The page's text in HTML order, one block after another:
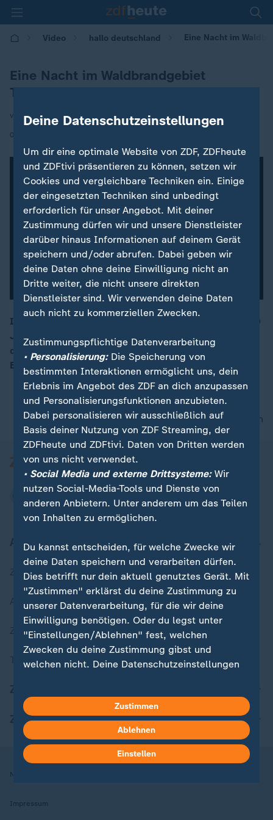
Video hallo deutschland Eine Nacht im
Eine Nacht im Waldbrandgebiet
Thüringen
von Toralf Brakutt
04.07.2025 | 17:10
00:16
In Thüringen toben die schwersten Waldbrände seit 30
Jahren. Wir begleiten eine Familie, die an der Grenze
der Flammen lebt und sich auf eine mögliche
Evakuierung gefasst macht.
nach oben
Aktuell bei ZDFheute
Zuletzt veröffentlicht
Aktuelle Sendungs-Videos
ZDFheute Stories
Themen im Überblick
ZDFheute Apps
Nutzungsbedingungen
Impressum
Deine Datenschutzeinstellungen
Um dir eine optimale Website von ZDF, ZDFheute
und ZDFtivi präsentieren zu können, setzen wir
Cookies und vergleichbare Techniken ein. Einige
der eingesetzten Techniken sind unbedingt
erforderlich für unser Angebot. Mit deiner
Zustimmung dürfen wir und unsere Dienstleister
darüber hinaus Informationen auf deinem Gerät
speichern und/oder abrufen. Dabei geben wir
deine Daten ohne deine Einwilligung nicht an
Dritte weiter, die nicht unsere direkten
Dienstleister sind. Wir verwenden deine Daten
auch nicht zu kommerziellen Zwecken.
Zustimmungspflichtige Datenverarbeitung
• Personalisierung:Die Speicherung von
bestimmten Interaktionen ermöglicht uns, dein
Erlebnis im Angebot des ZDF an dich anzupassen
und Personalisierungsfunktionen anzubieten.
Dabei personalisieren wir ausschließlich auf
Basis deiner Nutzung von ZDF Streaming, der
ZDFheute und ZDFtivi. Daten von Dritten werden
von uns nicht verwendet.
• Social Media und externe Drittsysteme:Wir
nutzen Social-Media-Tools und Dienste von
anderen Anbietern. Unter anderem um das Teilen
von Inhalten zu ermöglichen.
Du kannst entscheiden, für welche Zwecke wir
deine Daten speichern und verarbeiten dürfen.
Dies betrifft nur dein aktuell genutztes Gerät. Mit
"Zustimmen" erklärst du deine Zustimmung zu
unserer Datenverarbeitung, für die wir deine
Einwilligung benötigen. Oder du legst unter
"Einstellungen/Ablehnen" fest, welchen
Zwecken du deine Zustimmung gibst und
welchen nicht. Deine Datenschutzeinstellungen
Hier findest du das Impressum.
Weitere Informationen findest du in unserer
Datenschutzerklärung.
Zustimmen
Ablehnen
Einstellen